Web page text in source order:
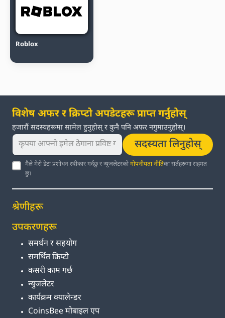
Roblox
विशेष अफर र क्रिप्टो अपडेटहरू प्राप्त गर्नुहोस्
हजारौं सदस्यहरूमा सामेल हुनुहोस् र कुनै पनि अफर नगुमाउनुहोस्।
सदस्यता लिनुहोस्
मैले मेरो डेटा प्रशोधन स्वीकार गर्दछु र न्यूजलेटरकोगोपनीयता नीतिका सर्तहरूमा सहमत
छु।
श्रेणीहरू
उपकरणहरू
समर्थन र सहयोग
समर्थित क्रिप्टो
कसरी काम गर्छ
न्युजलेटर
कार्यक्रम क्यालेन्डर
CoinsBee मोबाइल एप